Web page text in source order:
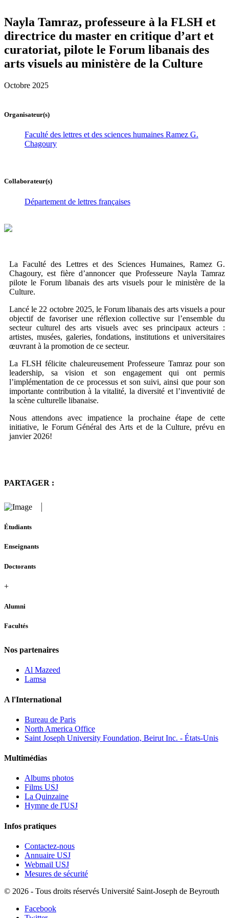
Nayla Tamraz, professeure à la FLSH et
directrice du master en critique d’art et
curatoriat, pilote le Forum libanais des
arts visuels au ministère de la Culture
Octobre 2025
Organisateur(s)
Faculté des lettres et des sciences humaines Ramez G.
Chagoury
Collaborateur(s)
Département de lettres françaises
La Faculté des Lettres et des Sciences Humaines, Ramez G.
Chagoury, est fière d’annoncer que Professeure Nayla Tamraz
pilote le Forum libanais des arts visuels pour le ministère de la
Culture.
Lancé le 22 octobre 2025, le Forum libanais des arts visuels a pour
objectif de favoriser une réflexion collective sur l’ensemble du
secteur culturel des arts visuels avec ses principaux acteurs :
artistes, musées, galeries, fondations, institutions et universitaires
œuvrant à la promotion de ce secteur.
La FLSH félicite chaleureusement Professeure Tamraz pour son
leadership, sa vision et son engagement qui ont permis
l’implémentation de ce processus et son suivi, ainsi que pour son
importante contribution à la vitalité, la diversité et l’inventivité de
la scène culturelle libanaise.
Nous attendons avec impatience la prochaine étape de cette
initiative, le Forum Général des Arts et de la Culture, prévu en
janvier 2026!
PARTAGER :
Étudiants
Enseignants
Doctorants
+
Alumni
Facultés
Nos partenaires
Al Mazeed
Lamsa
A l'International
Bureau de Paris
North America Office
Saint Joseph University Foundation, Beirut Inc. - États-Unis
Multimédias
Albums photos
Films USJ
La Quinzaine
Hymne de l'USJ
Infos pratiques
Contactez-nous
Annuaire USJ
Webmail USJ
Mesures de sécurité
© 2026 - Tous droits réservés Université Saint-Joseph de Beyrouth
Facebook